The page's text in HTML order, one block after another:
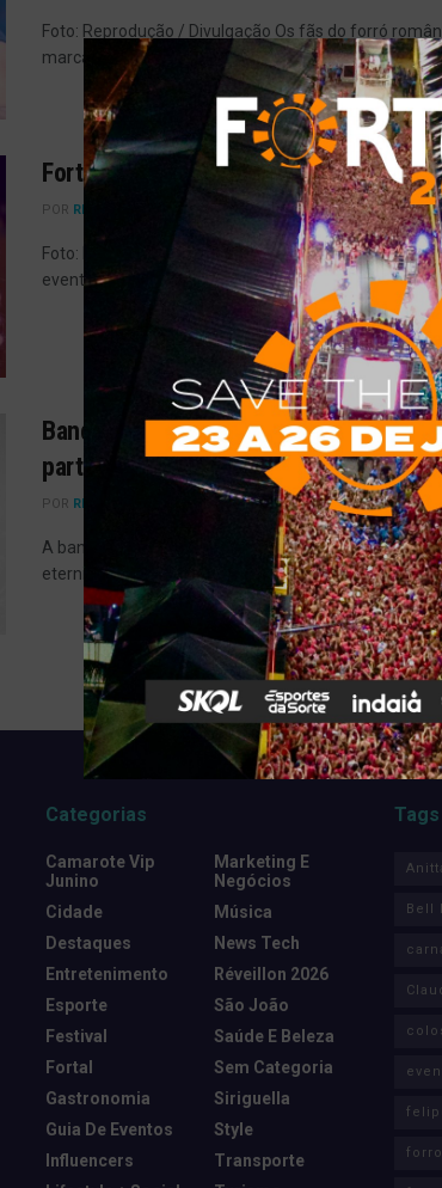
Foto: Reprodução / Divulgação Os fãs do forró
marcar na agenda: o Festival Desejando Fortaleza
Fortaleza recebe Festival Desejando
POR REDAÇÃO 0
Foto: Reprodução / Divulgação A capital cearense
eventos mais aguardados do ano: o Festival
Banda Seu Desejo realiza show em
participações especiais em; confira
POR REDAÇÃO HÁ 2 ANOS 0
A banda Seu Desejo com Yara Tchê e Alessandro
eternizar um marco com a gravação do ...
Categorias
Camarote Vip
Junino
Cidade
Destaques
Entretenimento
Esporte
Festival
Fortal
Gastronomia
Guia De Eventos
Influencers
Marketing E
Negócios
Música
News Tech
Réveillon 2026
São João
Saúde E Beleza
Sem Categoria
Siriguella
Style
Transporte
Tags
Bell
forro